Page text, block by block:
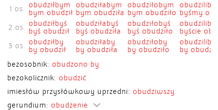
1 os. obudziłbym
bym obudził
obudziłabym
bym obudziła
obudziłobym
bym obudziło byśmy
2 os. obudziłbyś
byś obudził
obudziłabyś
byś obudziła
obudziłobyś
byś obudziło
byście
3 os. obudziłby
by obudził
obudziłaby
by obudziła
obudziłoby
by obudziło
obudziliby
by obudzili
bezosobnik: obudzono by
bezokolicznik: obudzić
imiesłów przysłówkowy uprzedni: obudziwszy
gerundium: obudzenie